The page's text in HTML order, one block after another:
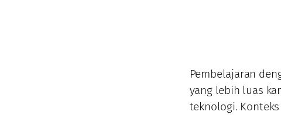
Pembelajaran
yang lebih luas
teknologi.